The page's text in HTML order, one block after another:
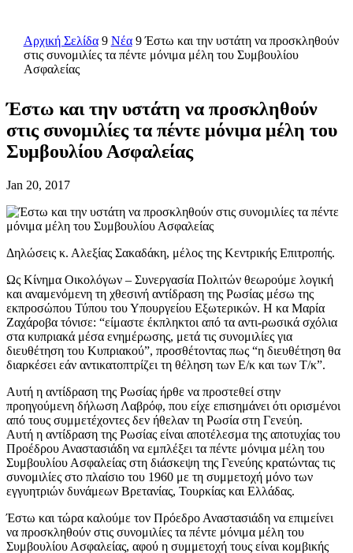
Αρχική Σελίδα 9 Νέα 9 Έστω και την υστάτη να προσκληθούν
στις συνομιλίες τα πέντε μόνιμα μέλη του Συμβουλίου
Ασφαλείας
Έστω και την υστάτη να προσκληθούν
στις συνομιλίες τα πέντε μόνιμα μέλη του
Συμβουλίου Ασφαλείας
Jan 20, 2017
Δηλώσεις κ. Αλεξίας Σακαδάκη, μέλος της Κεντρικής Επιτροπής.
Ως Κίνημα Οικολόγων – Συνεργασία Πολιτών θεωρούμε λογική
και αναμενόμενη τη χθεσινή αντίδραση της Ρωσίας μέσω της
εκπροσώπου Τύπου του Υπουργείου Εξωτερικών. Η κα Μαρία
Ζαχάροβα τόνισε: “είμαστε έκπληκτοι από τα αντι-ρωσικά σχόλια
στα κυπριακά μέσα ενημέρωσης, μετά τις συνομιλίες για
διευθέτηση του Κυπριακού”, προσθέτοντας πως “η διευθέτηση θα
διαρκέσει εάν αντικατοπτρίζει τη θέληση των Ε/κ και των Τ/κ”.
Αυτή η αντίδραση της Ρωσίας ήρθε να προστεθεί στην
προηγούμενη δήλωση Λαβρόφ, που είχε επισημάνει ότι ορισμένοι
από τους συμμετέχοντες δεν ήθελαν τη Ρωσία στη Γενεύη.
Αυτή η αντίδραση της Ρωσίας είναι αποτέλεσμα της αποτυχίας του
Προέδρου Αναστασιάδη να εμπλέξει τα πέντε μόνιμα μέλη του
Συμβουλίου Ασφαλείας στη διάσκεψη της Γενεύης κρατώντας τις
συνομιλίες στο πλαίσιο του 1960 με τη συμμετοχή μόνο των
εγγυητριών δυνάμεων Βρετανίας, Τουρκίας και Ελλάδας.
Έστω και τώρα καλούμε τον Πρόεδρο Αναστασιάδη να επιμείνει
να προσκληθούν στις συνομιλίες τα πέντε μόνιμα μέλη του
Συμβουλίου Ασφαλείας, αφού η συμμετοχή τους είναι κομβικής